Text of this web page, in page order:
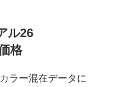
ル26
格
ラー混在データに